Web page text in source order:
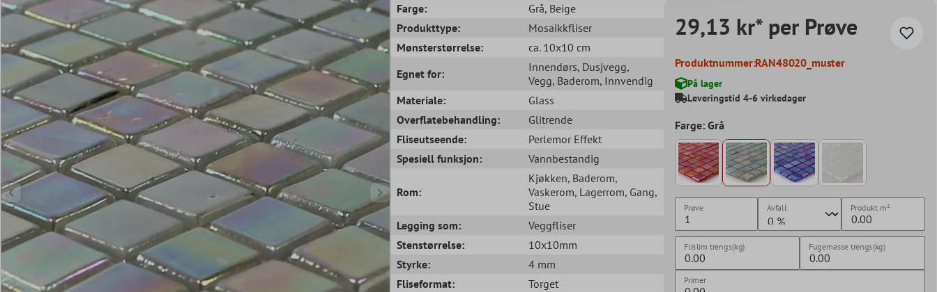
Farge: Grå, Beige
Produkttype:
Mosaikkfliser
Mønsterstørrelse:
ca. 10x10 cm
Egnet for:
Innendørs, Dusjvegg,
Vegg, Baderom, Innvendig
Materiale:
Glass
Overflatebehandling:
Glitrende
Fliseutseende:
Perlemor Effekt
Spesiell funksjon:
Vannbestandig
Rom:
Kjøkken, Baderom,
Vaskerom, Lagerrom, Gang,
Stue
Legging som:
Veggfliser
Stenstørrelse:
10x10mm
Styrke:
4 mm
Fliseformat:
Torget
29,13 kr* per Prøve
Produktnummer:RAN48020_muster
På lager
Leveringstid 4-6 virkedager
Farge: Grå
Prøve Avfall Produkt m²
Flislim trengs(kg) Fugemasse trengs(kg)
Primer